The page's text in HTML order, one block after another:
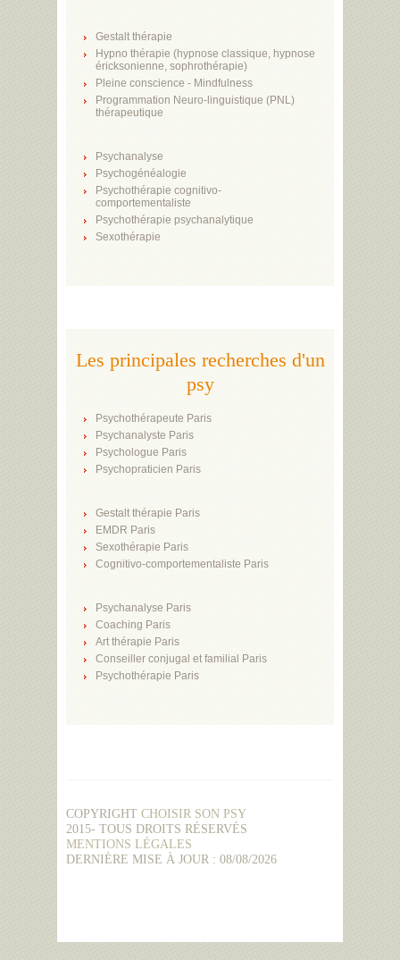
Gestalt thérapie
Hypno thérapie (hypnose classique, hypnose
éricksonienne, sophrothérapie)
Pleine conscience - Mindfulness
Programmation Neuro-linguistique (PNL)
thérapeutique
Psychanalyse
Psychogénéalogie
Psychothérapie cognitivo-
comportementaliste
Psychothérapie psychanalytique
Sexothérapie
Les principales recherches d'un
psy
Psychothérapeute Paris
Psychanalyste Paris
Psychologue Paris
Psychopraticien Paris
Gestalt thérapie Paris
EMDR Paris
Sexothérapie Paris
Cognitivo-comportementaliste Paris
Psychanalyse Paris
Coaching Paris
Art thérapie Paris
Conseiller conjugal et familial Paris
Psychothérapie Paris
COPYRIGHT CHOISIR SON PSY
2015- TOUS DROITS RÉSERVÉS
MENTIONS LÉGALES
DERNIÈRE MISE À JOUR : 08/08/2026